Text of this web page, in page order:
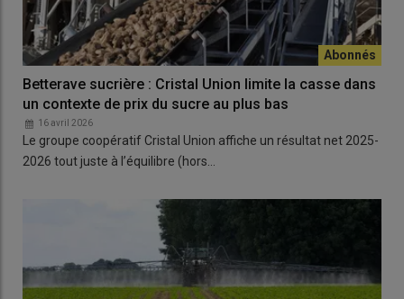
Betterave sucrière : Cristal Union limite la casse dans
un contexte de prix du sucre au plus bas
16 avril 2026
Le groupe coopératif Cristal Union affiche un résultat net 2025-
2026 tout juste à l’équilibre (hors…